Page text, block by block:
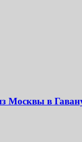
Москвы в